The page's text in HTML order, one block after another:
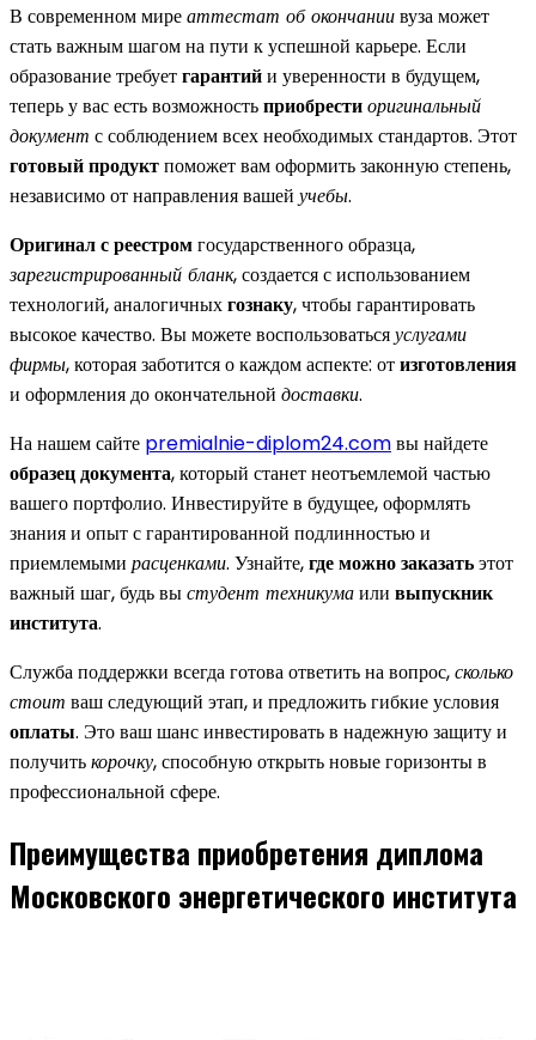
В современном миреаттестат об окончаниивуза может
стать важным шагом на пути к успешной карьере. Если
образование требуетгарантийи уверенности в будущем,
теперь у вас есть возможностьприобрестиоригинальный
документ с соблюдением всех необходимых стандартов. Этот
готовый продуктпоможет вам оформить законную степень,
независимо от направления вашей учебы.
Оригинал с реестромгосударственного образца,
зарегистрированный бланк, создается с использованием
технологий, аналогичныхгознаку, чтобы гарантировать
высокое качество. Вы можете воспользоватьсяуслугами
фирмы, которая заботится о каждом аспекте: отизготовления
и оформления до окончательной доставки.
На нашем сайте premialnie-diplom24.comвы найдете
образец документа, который станет неотъемлемой частью
вашего портфолио. Инвестируйте в будущее, оформлять
знания и опыт с гарантированной подлинностью и
приемлемыми расценками. Узнайте,где можно заказатьэтот
важный шаг, будь выстудент техникумаили выпускник
института.
Служба поддержки всегда готова ответить на вопрос,сколько
стоит ваш следующий этап, и предложить гибкие условия
оплаты. Это ваш шанс инвестировать в надежную защиту и
получитькорочку, способную открыть новые горизонты в
профессиональной сфере.
Преимущества приобретения диплома
Московского энергетического института